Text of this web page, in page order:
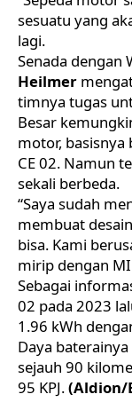
sesuatu yang
lagi.
Senada dengan
Heilmer
timnya tugas
Besar
motor,
CE 02. Namun
sekali berbeda.
“Saya sudah
membuat
bisa. Kami
mirip dengan
Sebagai
02 pada 2023
1.96 kWh
Daya
sejauh 90
95 KPJ.(Aldion/